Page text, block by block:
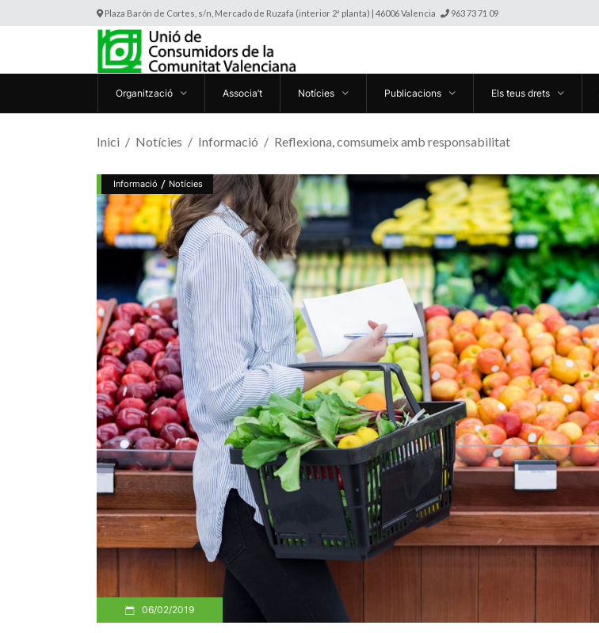
Plaza Barón de Cortes, s/n, Mercado de Ruzafa (interior 2ª planta) | 46006 Valencia 963 73 71 09
Organització Associa’t Notícies Publicacions Els teus drets
Inici Notícies Informació Reflexiona, comsumeix amb responsabilitat
Informació / Notícies
06/02/2019